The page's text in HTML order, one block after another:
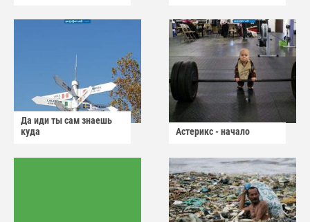
Да иди ты сам знаешь
куда
Астерикс - начало